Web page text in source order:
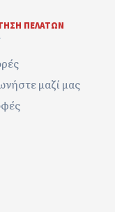
ΠΕΛΑΤΏΝ
μαζί μας